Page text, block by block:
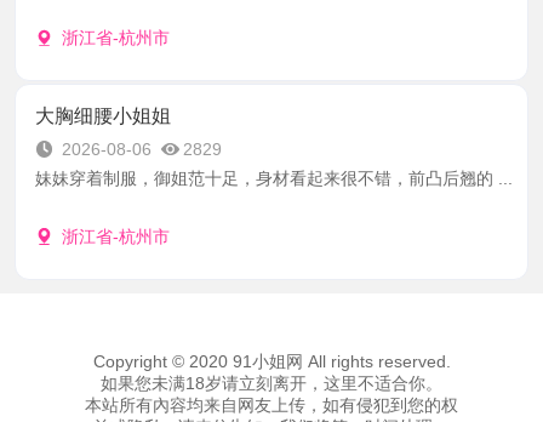
浙江省-杭州市
大胸细腰小姐姐
2026-08-06
2829
妹妹穿着制服，御姐范十足，身材看起来很不错，前凸后翘的 ...
浙江省-杭州市
Copyright © 2020 91小姐网 All rights reserved.
如果您未满18岁请立刻离开，这里不适合你。
本站所有內容均来自网友上传，如有侵犯到您的权